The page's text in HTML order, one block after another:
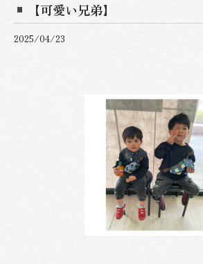
【可愛い兄弟】
2025/04/23